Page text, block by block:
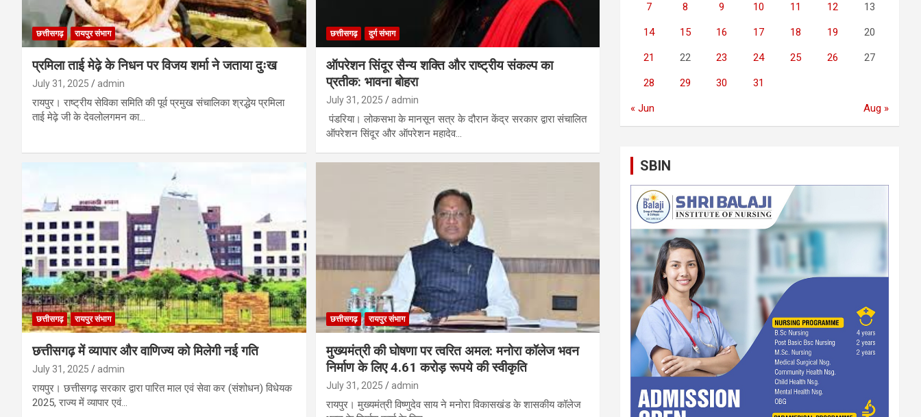
छत्तीसगढ़ रायपुर संभाग
प्रमिला ताई मेढ़े के निधन पर विजय शर्मा ने जताया दुःख
July 31, 2025 admin
रायपुर। राष्ट्रीय सेविका समिति की पूर्व प्रमुख संचालिका श्रद्धेय प्रमिला
ताई मेढ़े जी के देवलोलगमन का…
छत्तीसगढ़ दुर्ग संभाग
ऑपरेशन सिंदूर सैन्य शक्ति और राष्ट्रीय संकल्प का
प्रतीक: भावना बोहरा
July 31, 2025 admin
पंडरिया। लोकसभा के मानसून सत्र के दौरान केंद्र सरकार द्वारा संचालित
ऑपरेशन सिंदूर और ऑपरेशन महादेव…
छत्तीसगढ़ रायपुर संभाग
छत्तीसगढ़ में व्यापार और वाणिज्य को मिलेगी नई गति
July 31, 2025 admin
रायपुर। छत्तीसगढ़ सरकार द्वारा पारित माल एवं सेवा कर (संशोधन) विधेयक
2025, राज्य में व्यापार एवं…
छत्तीसगढ़ रायपुर संभाग
मुख्यमंत्री की घोषणा पर त्वरित अमल: मनोरा कॉलेज भवन
निर्माण के लिए 4.61 करोड़ रूपये की स्वीकृति
July 31, 2025 admin
रायपुर। मुख्यमंत्री विष्णुदेव साय ने मनोरा विकासखंड के शासकीय कॉलेज
7 8 9 10 11 12 13
14 15 16 17 18 19 20
21 22 23 24 25 26 27
28 29 30 31
« Jun Aug »
SBIN